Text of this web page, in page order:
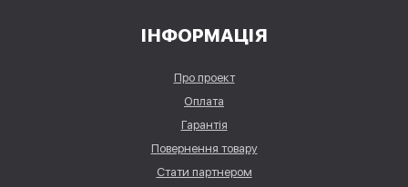
ІНФОРМАЦІЯ
Про проект
Оплата
Гарантія
Повернення товару
Стати партнером